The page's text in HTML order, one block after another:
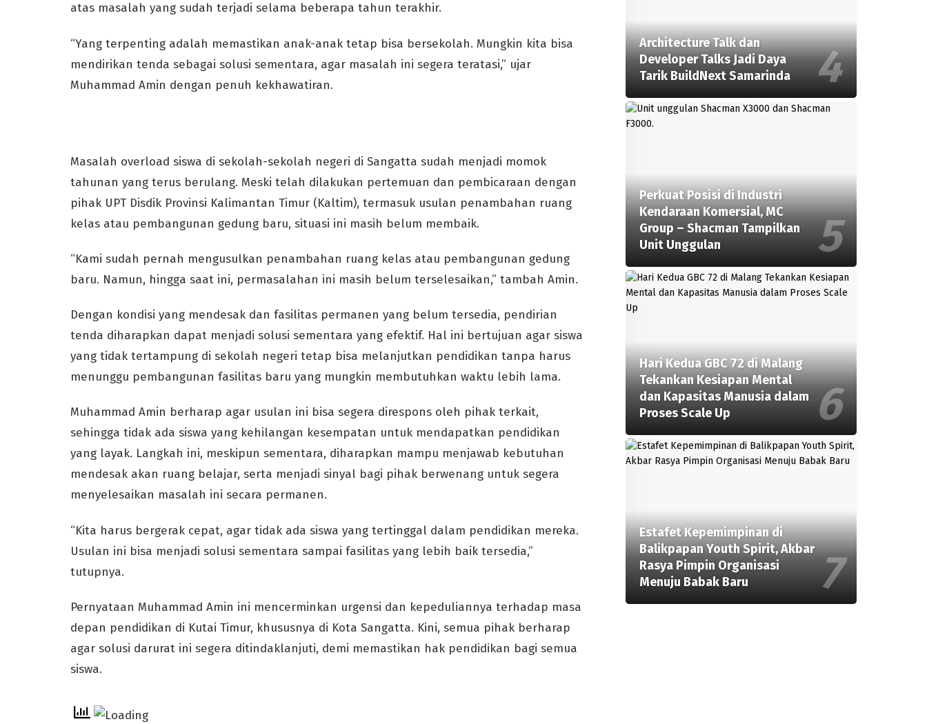
atas masalah yang sudah terjadi selama beberapa tahun terakhir.
“Yang terpenting adalah memastikan anak-anak tetap bisa bersekolah. Mungkin kita bisa
mendirikan tenda sebagai solusi sementara, agar masalah ini segera teratasi,” ujar
Muhammad Amin dengan penuh kekhawatiran.
Masalah overload siswa di sekolah-sekolah negeri di Sangatta sudah menjadi momok
tahunan yang terus berulang. Meski telah dilakukan pertemuan dan pembicaraan dengan
pihak UPT Disdik Provinsi Kalimantan Timur (Kaltim), termasuk usulan penambahan ruang
kelas atau pembangunan gedung baru, situasi ini masih belum membaik.
“Kami sudah pernah mengusulkan penambahan ruang kelas atau pembangunan gedung
baru. Namun, hingga saat ini, permasalahan ini masih belum terselesaikan,” tambah Amin.
Dengan kondisi yang mendesak dan fasilitas permanen yang belum tersedia, pendirian
tenda diharapkan dapat menjadi solusi sementara yang efektif. Hal ini bertujuan agar siswa
yang tidak tertampung di sekolah negeri tetap bisa melanjutkan pendidikan tanpa harus
menunggu pembangunan fasilitas baru yang mungkin membutuhkan waktu lebih lama.
Muhammad Amin berharap agar usulan ini bisa segera direspons oleh pihak terkait,
sehingga tidak ada siswa yang kehilangan kesempatan untuk mendapatkan pendidikan
yang layak. Langkah ini, meskipun sementara, diharapkan mampu menjawab kebutuhan
mendesak akan ruang belajar, serta menjadi sinyal bagi pihak berwenang untuk segera
menyelesaikan masalah ini secara permanen.
“Kita harus bergerak cepat, agar tidak ada siswa yang tertinggal dalam pendidikan mereka.
Usulan ini bisa menjadi solusi sementara sampai fasilitas yang lebih baik tersedia,”
tutupnya.
Pernyataan Muhammad Amin ini mencerminkan urgensi dan kepeduliannya terhadap masa
depan pendidikan di Kutai Timur, khususnya di Kota Sangatta. Kini, semua pihak berharap
agar solusi darurat ini segera ditindaklanjuti, demi memastikan hak pendidikan bagi semua
siswa.
Architecture Talk dan
Developer Talks Jadi Daya
Tarik BuildNext Samarinda
Perkuat Posisi di Industri
Kendaraan Komersial, MC
Group – Shacman Tampilkan
Unit Unggulan
Hari Kedua GBC 72 di Malang
Tekankan Kesiapan Mental
dan Kapasitas Manusia dalam
Proses Scale Up
Estafet Kepemimpinan di
Balikpapan Youth Spirit, Akbar
Rasya Pimpin Organisasi
Menuju Babak Baru